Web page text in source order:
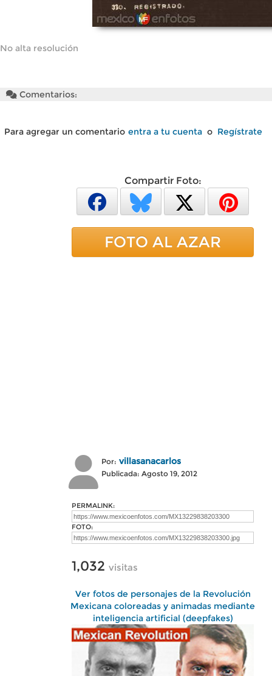
No alta resolución
Comentarios:
Para agregar un comentario entra a tu cuenta o Regístrate
Compartir Foto:
FOTO AL AZAR
Por: villasanacarlos
Publicada: Agosto 19, 2012
PERMALINK:
FOTO:
1,032 visitas
Ver fotos de personajes de la Revolución
Mexicana coloreadas y animadas mediante
inteligencia artificial (deepfakes)